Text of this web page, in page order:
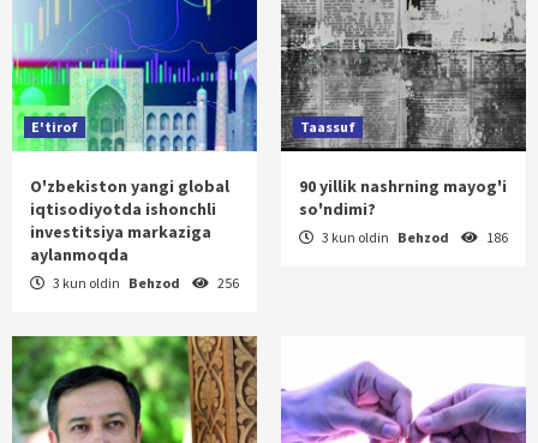
E'tirof
O'zbekiston yangi global
iqtisodiyotda ishonchli
investitsiya markaziga
aylanmoqda
3 kun oldin Behzod 256
Taassuf
90 yillik nashrning mayog'i
so'ndimi?
3 kun oldin Behzod 186